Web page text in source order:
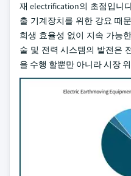
재 electrification의 초점입니
출 기계장치를 위한 강요 때
희생 효율성 없이 지속 가능
술 및 전력 시스템의 발전은
을 수행 할뿐만 아니라 시장